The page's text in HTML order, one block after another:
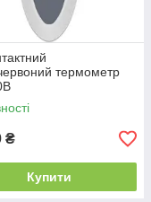
термометр
₴
Купити